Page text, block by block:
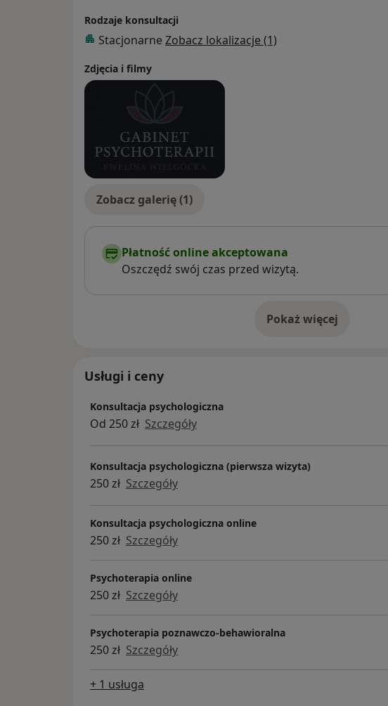
Rodzaje konsultacji
Stacjonarne Zobacz lokalizacje (1)
Zdjęcia i filmy
Zobacz galerię (1)
Płatność online akceptowana
Oszczędź swój czas przed wizytą.
Pokaż więcejo doświadczeniu
Usługi i ceny
Konsultacja psychologiczna
Od 250 zł Szczegóły
Konsultacja psychologiczna (pierwsza wizyta)
250 zł Szczegóły
Konsultacja psychologiczna online
250 zł Szczegóły
Psychoterapia online
250 zł Szczegóły
Psychoterapia poznawczo-behawioralna
250 zł Szczegóły
+ 1 usługa